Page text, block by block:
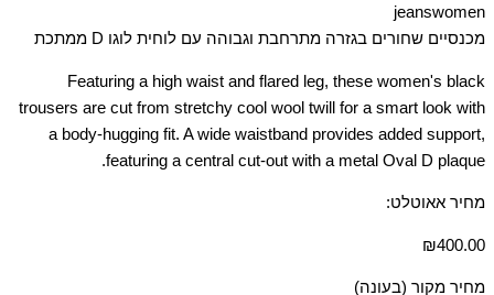
jeanswomen
מכנסיים שחורים בגזרה מתרחבת וגבוהה עם לוחית לוגו D ממתכת
Featuring a high waist and flared leg, these women's black
trousers are cut from stretchy cool wool twill for a smart look with
a body-hugging fit. A wide waistband provides added support,
featuring a central cut-out with a metal Oval D plaque.
מחיר אאוטלט:
₪400.00
מחיר מקור (בעונה)